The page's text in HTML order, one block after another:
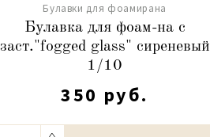
Булавки для фоамирана
Булавка для фоам-на с
заст."fogged glass" сиреневый
1/10
350 руб.